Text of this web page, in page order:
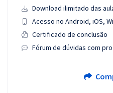
Download ilimitado das
Acesso no Android, iOS,
Certificado de conclusão
Fórum de dúvidas com